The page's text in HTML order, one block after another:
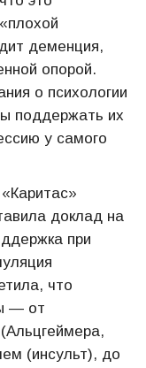
деменция,
опорой.
о психологии
поддержать их
у самого
доклад на
при
что
— от
(инсульт), до